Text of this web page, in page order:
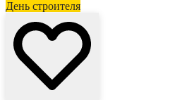
День строителя